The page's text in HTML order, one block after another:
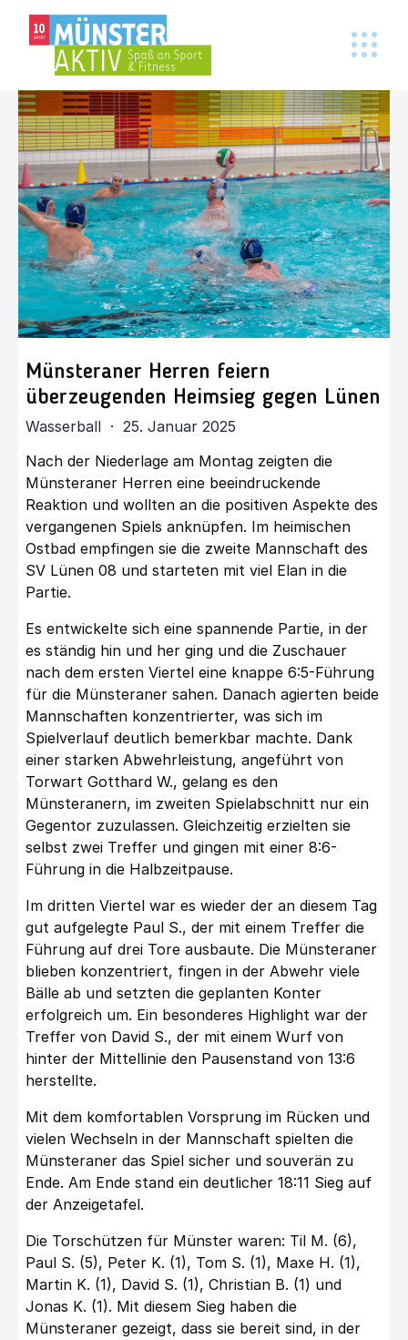
Münsteraner Herren feiern
überzeugenden Heimsieg gegen Lünen
Wasserball · 25. Januar 2025
Nach der Niederlage am Montag zeigten die
Münsteraner Herren eine beeindruckende
Reaktion und wollten an die positiven Aspekte des
vergangenen Spiels anknüpfen. Im heimischen
Ostbad empfingen sie die zweite Mannschaft des
SV Lünen 08 und starteten mit viel Elan in die
Partie.
Es entwickelte sich eine spannende Partie, in der
es ständig hin und her ging und die Zuschauer
nach dem ersten Viertel eine knappe 6:5-Führung
für die Münsteraner sahen. Danach agierten beide
Mannschaften konzentrierter, was sich im
Spielverlauf deutlich bemerkbar machte. Dank
einer starken Abwehrleistung, angeführt von
Torwart Gotthard W., gelang es den
Münsteranern, im zweiten Spielabschnitt nur ein
Gegentor zuzulassen. Gleichzeitig erzielten sie
selbst zwei Treffer und gingen mit einer 8:6-
Führung in die Halbzeitpause.
Im dritten Viertel war es wieder der an diesem Tag
gut aufgelegte Paul S., der mit einem Treffer die
Führung auf drei Tore ausbaute. Die Münsteraner
blieben konzentriert, fingen in der Abwehr viele
Bälle ab und setzten die geplanten Konter
erfolgreich um. Ein besonderes Highlight war der
Treffer von David S., der mit einem Wurf von
hinter der Mittellinie den Pausenstand von 13:6
herstellte.
Mit dem komfortablen Vorsprung im Rücken und
vielen Wechseln in der Mannschaft spielten die
Münsteraner das Spiel sicher und souverän zu
Ende. Am Ende stand ein deutlicher 18:11 Sieg auf
der Anzeigetafel.
Die Torschützen für Münster waren: Til M. (6),
Paul S. (5), Peter K. (1), Tom S. (1), Maxe H. (1),
Martin K. (1), David S. (1), Christian B. (1) und
Jonas K. (1). Mit diesem Sieg haben die
Münsteraner gezeigt, dass sie bereit sind, in der